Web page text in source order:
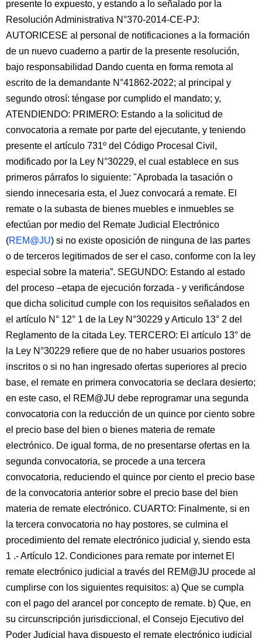
presente lo expuesto, y estando a lo señalado por la
Resolución Administrativa N°370-2014-CE-PJ:
AUTORICESE al personal de notificaciones a la formación
de un nuevo cuaderno a partir de la presente resolución,
bajo responsabilidad Dando cuenta en forma remota al
escrito de la demandante N°41862-2022; al principal y
segundo otrosí: téngase por cumplido el mandato; y,
ATENDIENDO: PRIMERO: Estando a la solicitud de
convocatoria a remate por parte del ejecutante, y teniendo
presente el artículo 731º del Código Procesal Civil,
modificado por la Ley N°30229, el cual establece en sus
primeros párrafos lo siguiente: "Aprobada la tasación o
siendo innecesaria esta, el Juez convocará a remate. El
remate o la subasta de bienes muebles e inmuebles se
efectúan por medio del Remate Judicial Electrónico
(REM@JU) si no existe oposición de ninguna de las partes
o de terceros legitimados de ser el caso, conforme con la ley
especial sobre la materia”. SEGUNDO: Estando al estado
del proceso –etapa de ejecución forzada - y verificándose
que dicha solicitud cumple con los requisitos señalados en
el artículo N° 12° 1 de la Ley N°30229 y Articulo 13° 2 del
Reglamento de la citada Ley. TERCERO: El artículo 13° de
la Ley N°30229 refiere que de no haber usuarios postores
inscritos o si no han ingresado ofertas superiores al precio
base, el remate en primera convocatoria se declara desierto;
en este caso, el REM@JU debe reprogramar una segunda
convocatoria con la reducción de un quince por ciento sobre
el precio base del bien o bienes materia de remate
electrónico. De igual forma, de no presentarse ofertas en la
segunda convocatoria, se procede a una tercera
convocatoria, reduciendo el quince por ciento el precio base
de la convocatoria anterior sobre el precio base del bien
materia de remate electrónico. CUARTO: Finalmente, si en
la tercera convocatoria no hay postores, se culmina el
procedimiento del remate electrónico judicial y, siendo esta
1 .- Artículo 12. Condiciones para remate por internet El
remate electrónico judicial a través del REM@JU procede al
cumplirse con los siguientes requisitos: a) Que se cumpla
con el pago del arancel por concepto de remate. b) Que, en
su circunscripción jurisdiccional, el Consejo Ejecutivo del
Poder Judicial haya dispuesto el remate electrónico judicial